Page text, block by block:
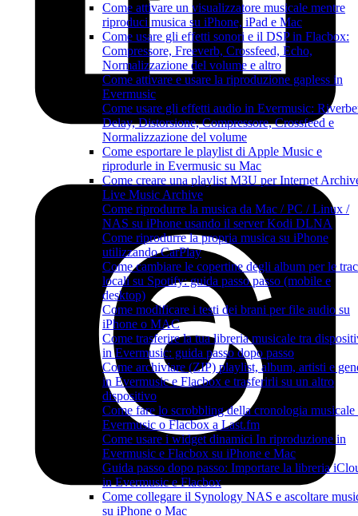
Come attivare un visualizzatore musicale mentre
riproduci musica su iPhone, iPad e Mac
Come usare gli effetti sonori e il DSP in Flacbox:
Compressore, Freeverb, Crossfeed, Echo,
Normalizzazione del volume e altro
Come attivare e usare la riproduzione gapless in
Evermusic
Come usare gli effetti audio in Evermusic:
Delay, Distorsione, Compressore, Crossfeed e
Normalizzazione del volume
Come esportare le playlist di Apple Music e
riprodurle in Evermusic su Mac
Come creare una playlist M3U per Internet
Live Music Archive
Come riprodurre la musica da Mac / PC / Linux /
NAS su iPhone usando il server Kodi DLNA
Come riprodurre la propria musica su iPhone
utilizzando CarPlay
Come cambiare le copertine degli album per le
locali su Spotify: guida passo passo (mobile e
desktop)
Come modificare i testi dei brani per file audio su
iPhone o MAC
Come trasferire la tua libreria musicale tra
in Evermusic: guida passo dopo passo
Come archiviare (ZIP) playlist, album, artisti e
in Evermusic e Flacbox e trasferirli su un altro
dispositivo
Come fare lo scrobbling della cronologia musicale
Evermusic o Flacbox a Last.fm
Come usare i widget dinamici In riproduzione in
Evermusic e Flacbox su iPhone e Mac
Guida passo dopo passo: Importare la libreria
in Evermusic e Flacbox
Come collegare il Synology NAS e ascoltare
su iPhone o Mac